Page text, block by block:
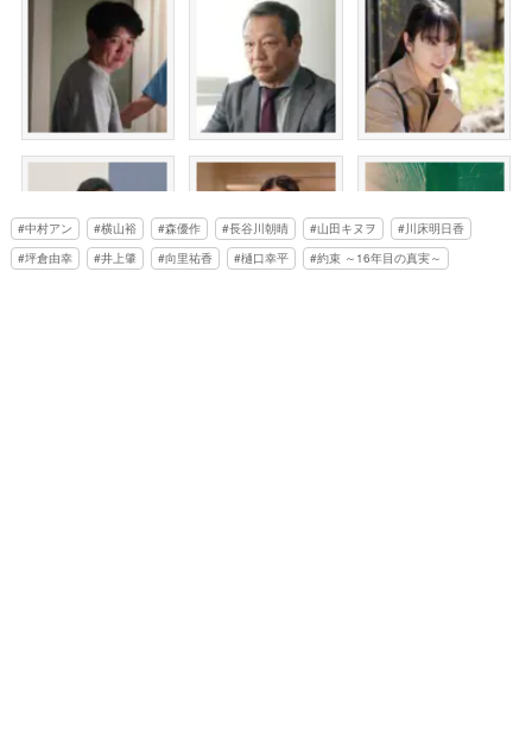
中村アン 横山裕 森優作 長谷川朝晴 山田キヌヲ
川床明日香
坪倉由幸
井上肇 向里祐香 樋口幸平 約束 ～16年目の真実～